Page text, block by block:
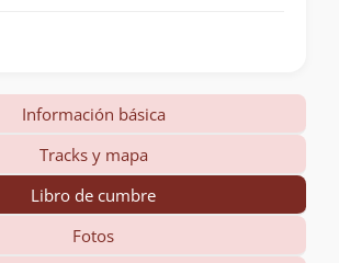
Información básica
Tracks y mapa
Libro de cumbre
Fotos